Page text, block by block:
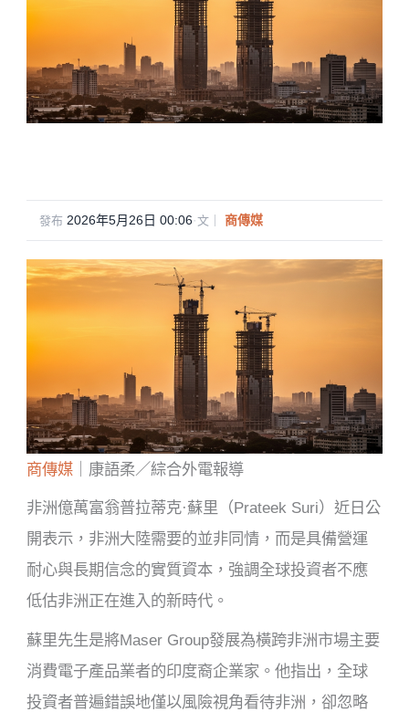
發布 2026年5月26日 00:06·文｜ 商傳媒
商傳媒 ｜康語柔／綜合外電報導
非洲億萬富翁普拉蒂克·蘇里（Prateek Suri）近日公
開表示，非洲大陸需要的並非同情，而是具備營運
耐心與長期信念的實質資本，強調全球投資者不應
低估非洲正在進入的新時代。
蘇里先生是將Maser Group發展為橫跨非洲市場主要
消費電子產品業者的印度裔企業家。他指出，全球
投資者普遍錯誤地僅以風險視角看待非洲，卻忽略